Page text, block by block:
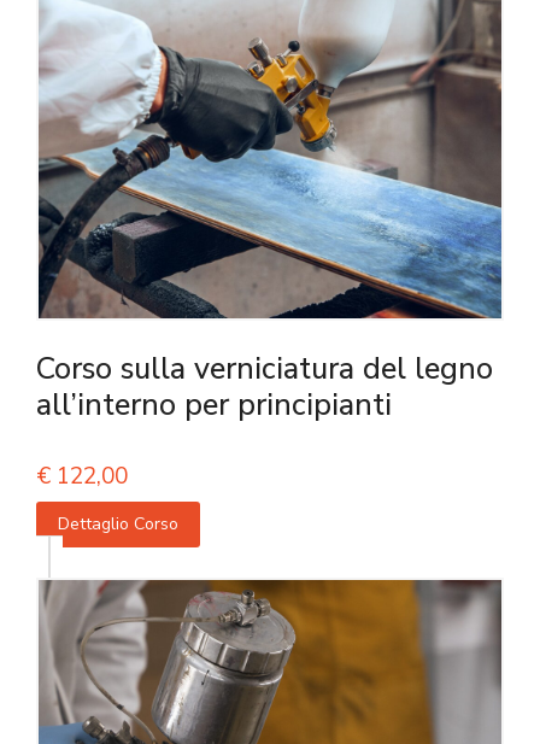
Corso sulla verniciatura del legno
all’interno per principianti
€ 122,00
Dettaglio Corso